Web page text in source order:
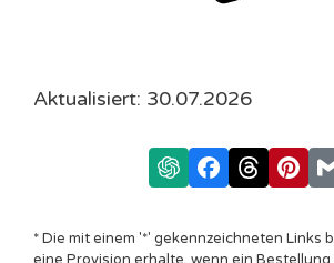
Aktualisiert: 30.07.2026
* Die mit einem '*' gekennzeichneten Links